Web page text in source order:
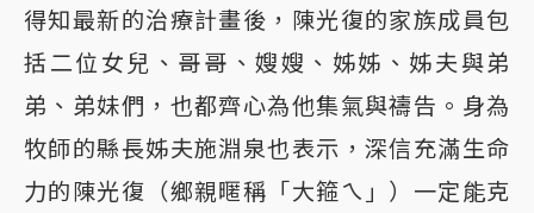
得知最新的治療計畫後，陳光復的家族成員包
括二位女兒、哥哥、嫂嫂、姊姊、姊夫與弟
弟、弟妹們，也都齊心為他集氣與禱告。身為
牧師的縣長姊夫施淵泉也表示，深信充滿生命
力的陳光復（鄉親暱稱「大箍ㄟ」）一定能克